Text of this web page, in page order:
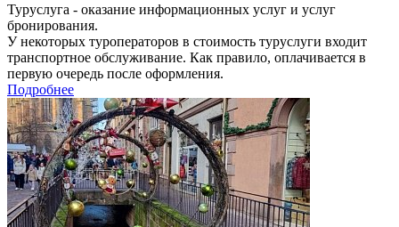
Туруслуга - оказание информационных услуг и услуг
бронирования.
У некоторых туроператоров в стоимость туруслуги входит
транспортное обслуживание. Как правило, оплачивается в
первую очередь после оформления.
Подробнее